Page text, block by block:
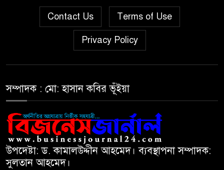
রহিমা ফুডের শেয়ারে কারসাজির
প্রমাণ পেয়েছে বিএসইসি
সূচকের পতনে ১২১০ কোটি টাকার
লেনদেন
আগামী প্রজন্মের জন্য সুস্থ পরিবেশ
চান প্রধানমন্ত্রী
বিএসইসির নতুন কমিশনার হোসেন
সাদাত
১০
Contact Us Terms of Use
Privacy Policy
সম্পাদক : মো: হাসান কবির ভূঁইয়া
উপদেষ্টা: ড. কামালউদ্দীন আহমেদ। ব্যবস্থাপনা সম্পাদক:
সুলতান আহমেদ।